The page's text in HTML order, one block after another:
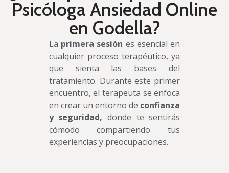
Psicóloga Ansiedad Online
en Godella?
La primera sesión es esencial en
cualquier proceso terapéutico, ya
que sienta las bases del
tratamiento. Durante este primer
encuentro, el terapeuta se enfoca
en crear un entorno de confianza
y seguridad, donde te sentirás
cómodo compartiendo tus
experiencias y preocupaciones.